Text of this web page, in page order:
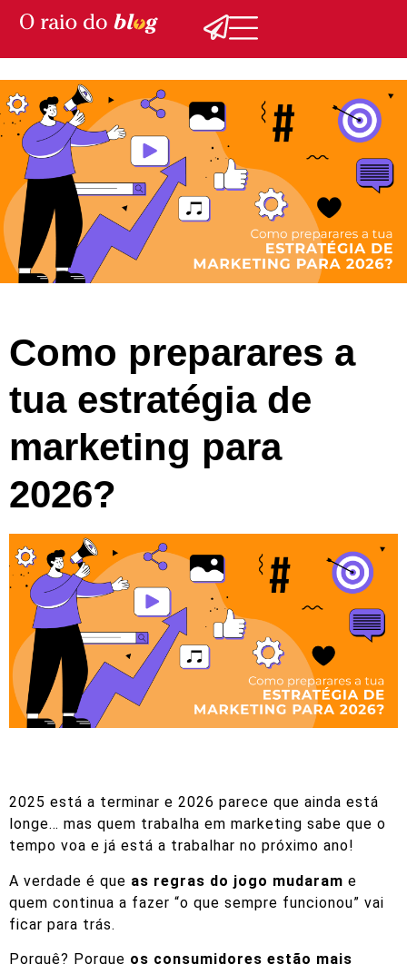
Como preparares a
tua estratégia de
marketing para
2026?
2025 está a terminar e 2026 parece que ainda está
longe… mas quem trabalha em marketing sabe que o
tempo voa e já está a trabalhar no próximo ano!
A verdade é que as regras do jogo mudaram e
quem continua a fazer “o que sempre funcionou” vai
ficar para trás.
Porquê? Porque os consumidores estão mais